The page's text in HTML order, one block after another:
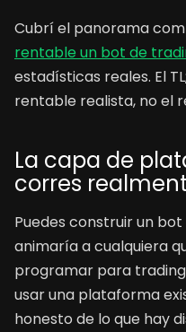
Cubrí el panorama
rentable un bot de
estadísticas reales. El
rentable realista, no el
La capa de
corres
Puedes construir un
animaría a cualquiera
programar para
usar una plataforma
honesto de lo que hay